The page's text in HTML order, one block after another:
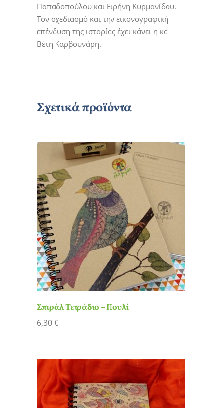
Παπαδοπούλου και Ειρήνη Κυρμανίδου.
Τον σχεδιασμό και την εικονογραφική
επένδυση της ιστορίας έχει κάνει η κα
Βέτη Καρβουνάρη.
Σχετικά προϊόντα
Σπιράλ Τετράδιο – Πουλί
6,30€